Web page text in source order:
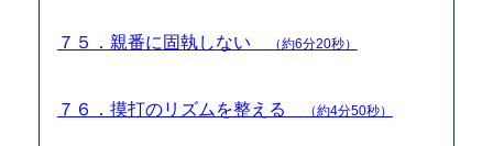
７５．親番に固執しない （約6分20秒）
７６．摸打のリズムを整える （約4分50秒）